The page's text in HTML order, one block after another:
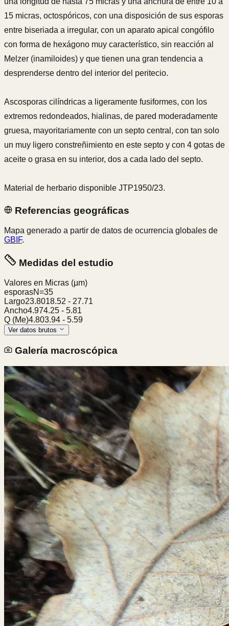
15 micras, octospóricos, con una disposición de sus esporas
entre biseriada a irregular, con un aparato apical congófilo
con forma de hexágono muy característico, sin reacción al
Melzer (inamiloides) y que tienen una gran tendencia a
desprenderse dentro del interior del peritecio.
Ascosporas cilíndricas a ligeramente fusiformes, con los
extremos redondeados, hialinas, de pared moderadamente
gruesa, mayoritariamente con un septo central, con tan solo
un muy ligero constreñimiento en este septo y con 4 gotas de
aceite o grasa en su interior, dos a cada lado del septo.
Material de herbario disponible JTP1950/23.
Referencias geográficas
Mapa generado a partir de datos de ocurrencia globales de
GBIF.
Medidas del estudio
Valores en Micras (µm)
esporasN=35
Largo23.8018.52 - 27.71
Ancho4.974.25 - 5.81
Q (Me)4.803.94 - 5.59
Ver datos brutos
Galería macroscópica